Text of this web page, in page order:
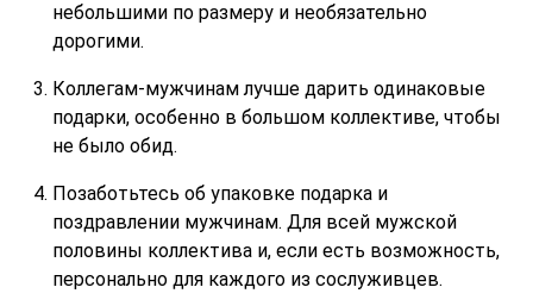
небольшими по размеру и необязательно
дорогими.
Коллегам-мужчинам лучше дарить одинаковые
подарки, особенно в большом коллективе, чтобы
не было обид.
Позаботьтесь об упаковке подарка и
поздравлении мужчинам. Для всей мужской
половины коллектива и, если есть возможность,
персонально для каждого из сослуживцев.